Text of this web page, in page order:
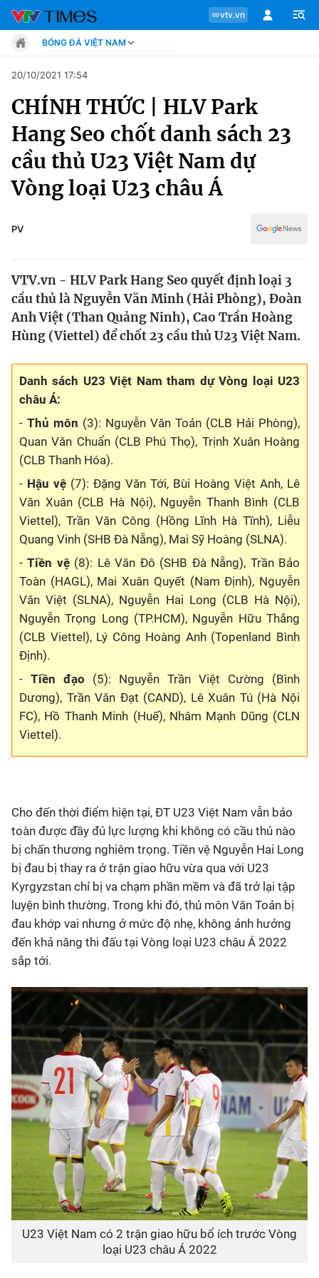
vtv.vn
Chuyên mục
Tin tức
Move
Phong cách
Sự kiện
Thể thao Điện tử
Các môn khác
Bên lề
BÓNG ĐÁ VIỆT NAM
Move
Phong cách
Sự kiện
Bóng đá
Thể thao điện tử
Các môn khác
20/10/2021 17:54
CHÍNH THỨC | HLV Park
Hang Seo chốt danh sách 23
cầu thủ U23 Việt Nam dự
Vòng loại U23 châu Á
PV
VTV.vn - HLV Park Hang Seo quyết định loại 3
cầu thủ là Nguyễn Văn Minh (Hải Phòng), Đoàn
Anh Việt (Than Quảng Ninh), Cao Trần Hoàng
Hùng (Viettel) để chốt 23 cầu thủ U23 Việt Nam.
Danh sách U23 Việt Nam tham dự Vòng loại U23
châu Á:
- Thủ môn (3): Nguyễn Văn Toản (CLB Hải Phòng),
Quan Văn Chuẩn (CLB Phú Thọ), Trịnh Xuân Hoàng
(CLB Thanh Hóa).
- Hậu vệ (7): Đặng Văn Tới, Bùi Hoàng Việt Anh, Lê
Văn Xuân (CLB Hà Nội), Nguyễn Thanh Bình (CLB
Viettel), Trần Văn Công (Hồng Lĩnh Hà Tĩnh), Liễu
Quang Vinh (SHB Đà Nẵng), Mai Sỹ Hoàng (SLNA).
-Tiền vệ(8): Lê Văn Đô (SHB Đà Nẵng), Trần Bảo
Toàn (HAGL), Mai Xuân Quyết (Nam Định), Nguyễn
Văn Việt (SLNA), Nguyễn Hai Long (CLB Hà Nội),
Nguyễn Trọng Long (TP.HCM), Nguyễn Hữu Thắng
(CLB Viettel), Lý Công Hoàng Anh (Topenland Bình
Định).
- Tiền đạo (5): Nguyễn Trần Việt Cường (Bình
Dương), Trần Văn Đạt (CAND), Lê Xuân Tú (Hà Nội
FC), Hồ Thanh Minh (Huế), Nhâm Mạnh Dũng (CLN
Viettel).
Cho đến thời điểm hiện tại, ĐT U23 Việt Nam vẫn bảo
toàn được đầy đủ lực lượng khi không có cầu thủ nào
bị chấn thương nghiêm trọng. Tiền vệ Nguyễn Hai Long
bị đau bị thay ra ở trận giao hữu vừa qua với U23
Kyrgyzstan chỉ bị va chạm phần mềm và đã trở lại tập
luyện bình thường. Trong khi đó, thủ môn Văn Toản bị
đau khớp vai nhưng ở mức độ nhẹ, không ảnh hưởng
đến khả năng thi đấu tại Vòng loại U23 châu Á 2022
sắp tới.
U23 Việt Nam có 2 trận giao hữu bổ ích trước Vòng
loại U23 châu Á 2022